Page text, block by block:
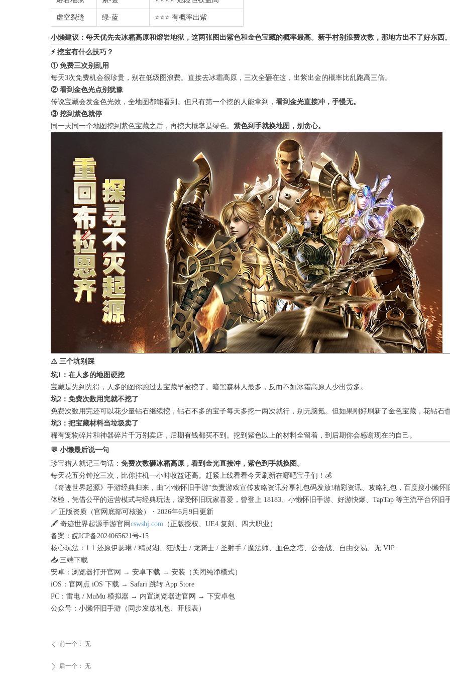
虚空裂缝 绿-蓝 ⭐⭐⭐ 有概率出紫
小懒建议：每天优先去冰霜高原和熔岩地狱，这两张图出紫色和金色宝藏的概率最高。新手村别浪费次数，那地方出不了好东西
⚡ 挖宝有什么技巧？
① 免费三次别乱用
每天3次免费机会很珍贵，别在低级图浪费。直接去冰霜高原，三次全砸在这，出紫出金的概率比乱跑高三倍。
② 看到金色光点别犹豫
传说宝藏会发金色光效，全地图都能看到。但只有第一个挖的人能拿到， 看到金光直接冲，手慢无。
③ 挖到紫色就停
同一天同一个地图挖到紫色宝藏之后，再挖大概率是绿色。 紫色到手就换地图，别贪心。
⚠️ 三个坑别踩
坑1：在人多的地图硬挖
宝藏是先到先得，人多的图你跑过去宝藏早被挖了。暗黑森林人最多，反而不如冰霜高原人少出货多。
坑2：免费次数用完就不挖了
免费次数用完还可以花少量钻石继续挖，钻石不多的宝子每天多挖一两次就行，别无脑氪。但如果刚好刷新了金色宝藏，花钻石
坑3：把宝藏材料当垃圾卖了
稀有宠物碎片和神器碎片千万别卖店，后期有钱都买不到。挖到紫色以上的材料全留着，到后期你会感谢现在的自己。
💬 小懒最后说一句
珍宝猎人就记三句话： 免费次数砸冰霜高原，看到金光直接冲，紫色到手就换图。
每天花五分钟挖三次，比你挂机一小时收益还高。赶紧上线看看今天刷新在哪吧宝子们！💰
《奇迹世界起源》手游经典归来，由”小懒怀旧手游“负责游戏宣传攻略资讯分享礼包码发放!精彩资讯、攻略礼包，百度搜小懒
体验，凭借公平的运营模式与经典玩法，深受怀旧玩家喜爱，曾登上 18183、小懒怀旧手游、好游快爆、TapTap 等主流平台怀旧
✅ 正版资质（官网底部可核验）・2026年6月9日更新
🖋️ 奇迹世界起源手游官网 cswshj.com （正版授权、UE4 复刻、四大职业）
备案：皖ICP备2024065621号-15
核心玩法：1:1 还原伊瑟琳 / 精灵湖、狂战士 / 龙骑士 / 圣射手 / 魔法师、血色之塔、公会战、自由交易、无 VIP
📥 三端下载
安卓：浏览器打开官网 → 安卓下载 → 安装（关闭纯净模式）
iOS：官网点 iOS 下载 → Safari 跳转 App Store
PC：雷电 / MuMu 模拟器 → 内置浏览器进官网 → 下安卓包
公众号：小懒怀旧手游（同步发放礼包、开服表）
ꄴ 前一个： 无
ꄲ 后一个： 无